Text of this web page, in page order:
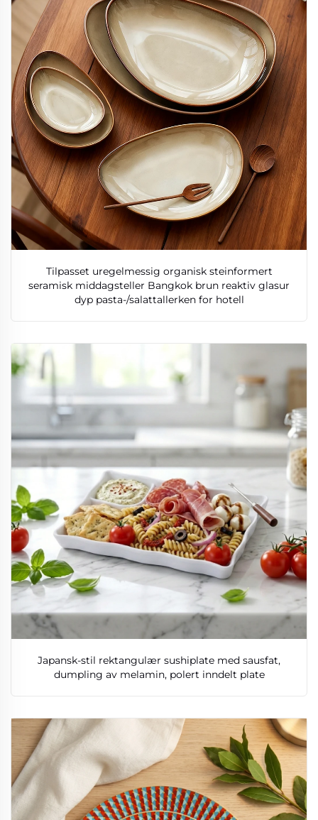
Tilpasset uregelmessig organisk steinformert
seramisk middagsteller Bangkok brun reaktiv glasur
dyp pasta-/salattallerken for hotell
Japansk-stil rektangulær sushiplate med sausfat,
dumpling av melamin, polert inndelt plate